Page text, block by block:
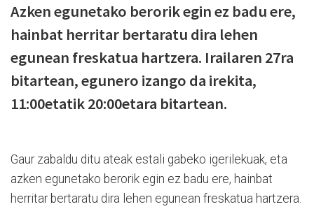
Azken egunetako berorik egin ez badu ere,
hainbat herritar bertaratu dira lehen
egunean freskatua hartzera. Irailaren 27ra
bitartean, egunero izango da irekita,
11:00etatik 20:00etara bitartean.
Gaur zabaldu ditu ateak estali gabeko igerilekuak, eta
azken egunetako berorik egin ez badu ere, hainbat
herritar bertaratu dira lehen egunean freskatua hartzera.